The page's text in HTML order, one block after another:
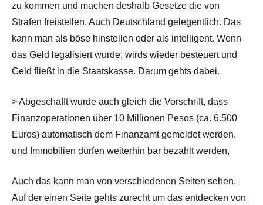
zu kommen und machen deshalb Gesetze die von
Strafen freistellen. Auch Deutschland gelegentlich. Das
kann man als böse hinstellen oder als intelligent. Wenn
das Geld legalisiert wurde, wirds wieder besteuert und
Geld fließt in die Staatskasse. Darum gehts dabei.
> Abgeschafft wurde auch gleich die Vorschrift, dass
Finanzoperationen über 10 Millionen Pesos (ca. 6.500
Euros) automatisch dem Finanzamt gemeldet werden,
und Immobilien dürfen weiterhin bar bezahlt werden,
Auch das kann man von verschiedenen Seiten sehen.
Auf der einen Seite gehts zurecht um das entdecken von